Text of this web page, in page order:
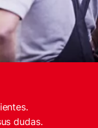
dudas.